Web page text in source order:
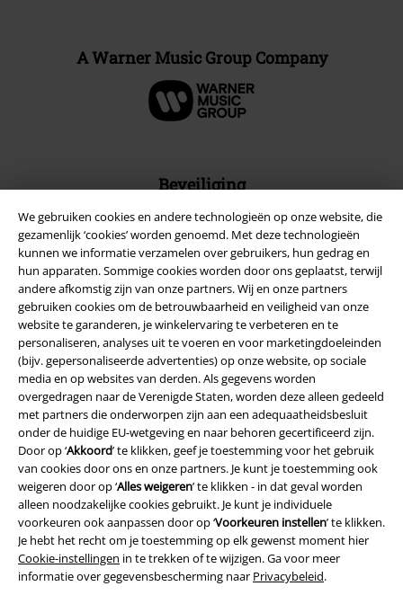
We gebruiken cookies en andere technologieën op onze website, die
gezamenlijk ‘cookies’ worden genoemd. Met deze technologieën
kunnen we informatie verzamelen over gebruikers, hun gedrag en
hun apparaten. Sommige cookies worden door ons geplaatst, terwijl
andere afkomstig zijn van onze partners. Wij en onze partners
gebruiken cookies om de betrouwbaarheid en veiligheid van onze
website te garanderen, je winkelervaring te verbeteren en te
personaliseren, analyses uit te voeren en voor marketingdoeleinden
(bijv. gepersonaliseerde advertenties) op onze website, op sociale
media en op websites van derden. Als gegevens worden
overgedragen naar de Verenigde Staten, worden deze alleen gedeeld
met partners die onderworpen zijn aan een adequaatheidsbesluit
onder de huidige EU-wetgeving en naar behoren gecertificeerd zijn.
Door op ‘Akkoord’ te klikken, geef je toestemming voor het gebruik
van cookies door ons en onze partners. Je kunt je toestemming ook
weigeren door op ‘Alles weigeren’ te klikken - in dat geval worden
alleen noodzakelijke cookies gebruikt. Je kunt je individuele
voorkeuren ook aanpassen door op ‘Voorkeuren instellen’ te klikken.
Je hebt het recht om je toestemming op elk gewenst moment hier
Cookie-instellingen in te trekken of te wijzigen. Ga voor meer
informatie over gegevensbescherming naar Privacybeleid.
A Warner Music Group Company
Beveiliging
Legal
Algemene Voorwaarden
Bedrijfsgegevens
Privacyverklaring